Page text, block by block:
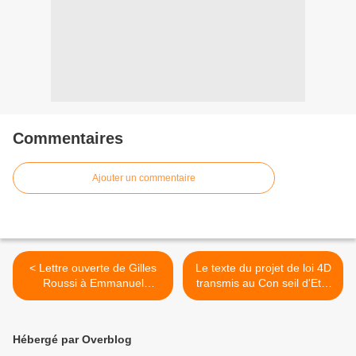
Commentaires
Ajouter un commentaire
< Lettre ouverte de Gilles
Roussi à Emmanuel
Macron
Le texte du projet de loi 4D
transmis au Con seil d'Etat
>
Hébergé par Overblog